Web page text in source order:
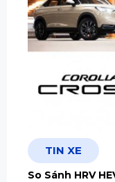
TIN XE
So Sánh HRV